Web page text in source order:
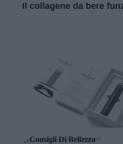
Il collagene da bere
Consigli Di Bellezza